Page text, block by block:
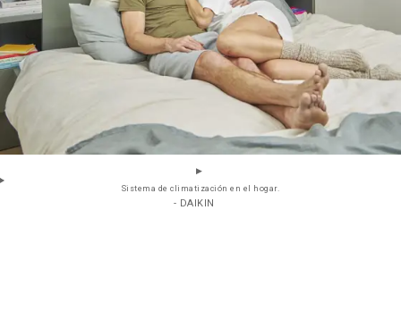
Sistema de climatización en el hogar.
- DAIKIN